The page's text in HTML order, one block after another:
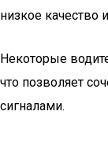
низкое качество
Некоторые
что позволяет
сигналами.